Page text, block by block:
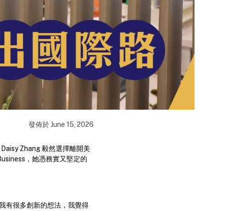
發佈於June 15, 2026
Zhang 毅然選擇離開美
，她憑務實又堅定的
有很多創新的想法，我覺得